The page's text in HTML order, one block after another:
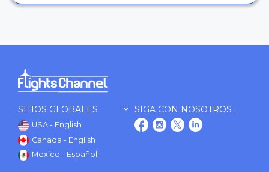
SITIOS GLOBALES
USA - English
Canada - English
Mexico - Español
SIGA CON NOSOTROS :